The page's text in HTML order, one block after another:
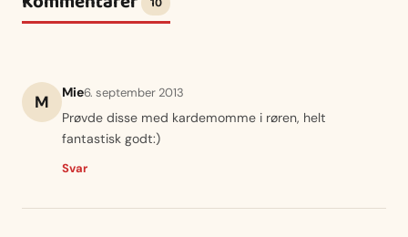
M Mie6. september 2013
Prøvde disse med kardemomme i røren, helt
fantastisk godt:)
Svar